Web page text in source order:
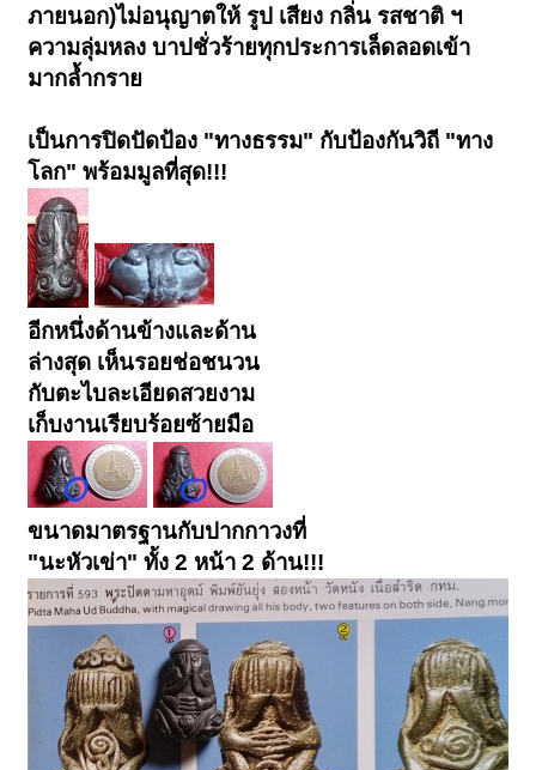
ภายนอก)ไม่อนุญาตให้ รูป เสียง กลิ่น รสชาติ ฯ
ความลุ่มหลง บาปชั่วร้ายทุกประการเล็ดลอดเข้า
มากล้ำกราย
เป็นการปิดปัดป้อง "ทางธรรม" กับป้องกันวิถี "ทาง
โลก" พร้อมมูลที่สุด!!!
อีกหนึ่งด้านข้างและด้าน
ล่างสุด เห็นรอยช่อชนวน
กับตะไบละเอียดสวยงาม
เก็บงานเรียบร้อยซ้ายมือ
ขนาดมาตรฐานกับปากกาวงที่
"นะหัวเข่า" ทั้ง 2 หน้า 2 ด้าน!!!